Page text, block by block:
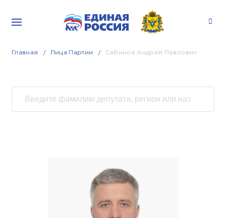
Главная Лица Партии Сабинов Андрей Павлович